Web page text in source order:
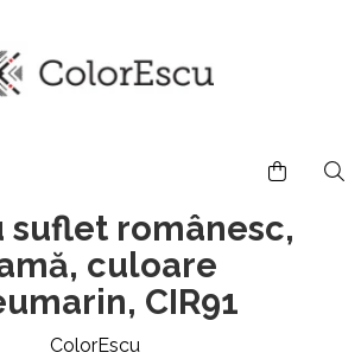
suflet românesc,
culoare
CIR91
ColorEscu